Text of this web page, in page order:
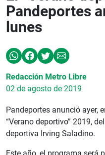
Pandeportes
lunes
Redacción Metro Libre
02 de agosto de 2019
Pandeportes anunció ayer,
“Verano deportivo” 2019,
deportiva Irving Saladino.